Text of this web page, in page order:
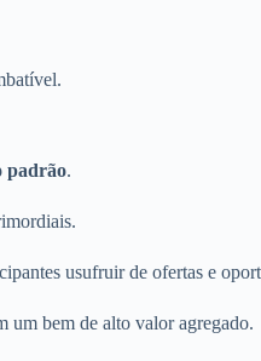
padrão.
usufruir de ofertas e
um bem de alto valor agregado.